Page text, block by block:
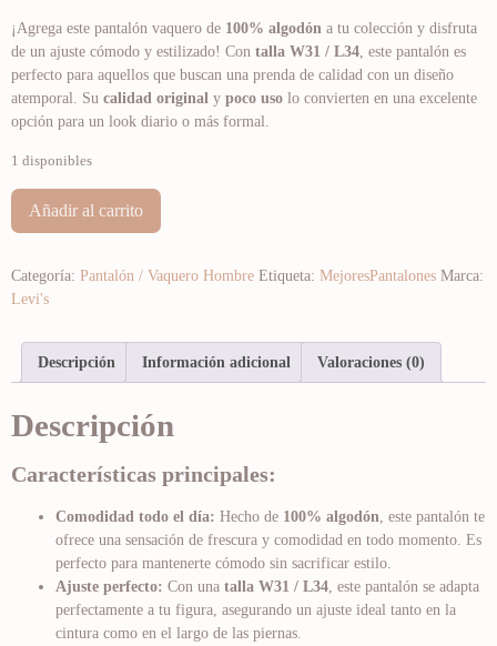
¡Agrega este pantalón vaquero de 100% algodón a tu colección y disfruta
de un ajuste cómodo y estilizado! Con talla W31 / L34, este pantalón es
perfecto para aquellos que buscan una prenda de calidad con un diseño
atemporal. Su calidad original y poco uso lo convierten en una excelente
opción para un look diario o más formal.
1 disponibles
Añadir al carrito
Categoría: Pantalón / Vaquero Hombre Etiqueta: MejoresPantalones Marca:
Levi's
Descripción Información adicional Valoraciones (0)
Descripción
Características principales:
Comodidad todo el día: Hecho de 100% algodón , este pantalón te
ofrece una sensación de frescura y comodidad en todo momento. Es
perfecto para mantenerte cómodo sin sacrificar estilo.
Ajuste perfecto: Con una talla W31 / L34 , este pantalón se adapta
perfectamente a tu figura, asegurando un ajuste ideal tanto en la
cintura como en el largo de las piernas.